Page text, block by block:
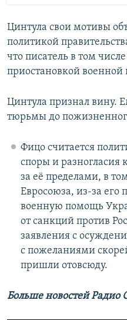
Цинтула свои мотивы
политикой
что писатель в том
приостановкой
Цинтула признал вину.
тюрьмы до
Фицо считается
споры и разногласия
за её пределами, в
Евросоюза, из-за его
военную помощь
от санкций против
заявления с
с пожеланиями
пришли отовсюду.
Больше новостей Радио